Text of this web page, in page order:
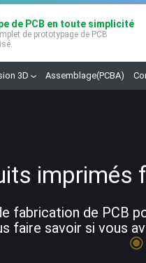
de PCB en toute simplicité
de prototypage de PCB
3D Assemblage(PCBA)
imprimés
fabrication de PCB
faire savoir si vous